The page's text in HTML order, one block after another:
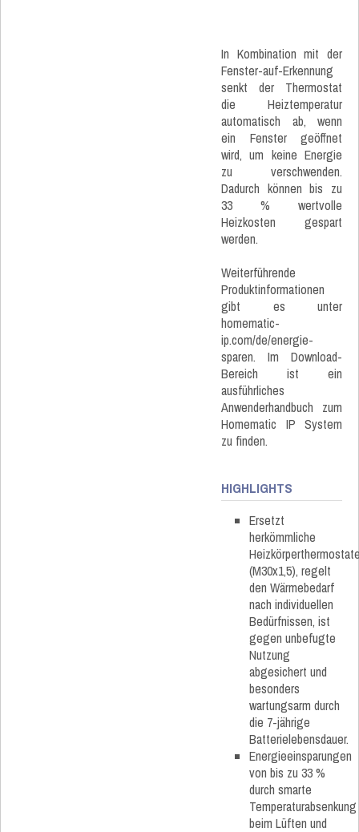
In Kombination mit der
Fenster-auf-Erkennung
senkt der Thermostat
die Heiztemperatur
automatisch ab, wenn
ein Fenster geöffnet
wird, um keine Energie
zu verschwenden.
Dadurch können bis zu
33 % wertvolle
Heizkosten gespart
werden.
Weiterführende
Produktinformationen
gibt es unter
homematic-
ip.com/de/energie-
sparen. Im Download-
Bereich ist ein
ausführliches
Anwenderhandbuch zum
Homematic IP System
zu finden.
HIGHLIGHTS
Ersetzt
herkömmliche
(M30x1,5), regelt
den Wärmebedarf
nach individuellen
Bedürfnissen, ist
gegen unbefugte
Nutzung
abgesichert und
besonders
wartungsarm durch
die 7-jährige
Batterielebensdauer.
Energieeinsparungen
von bis zu 33 %
durch smarte
Temperaturabsenkung
beim Lüften und